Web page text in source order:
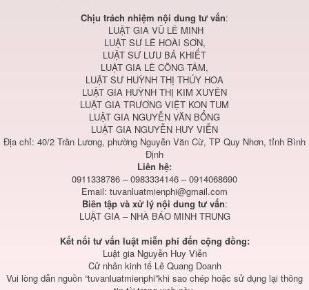
Chịu trách nhiệm nội dung tư vấn:
LUẬT GIA VŨ LÊ MINH
LUẬT SƯ LÊ HOÀI SƠN,
LUẬT SƯ LƯU BÁ KHIẾT
LUẬT GIA LÊ CÔNG TÂM,
LUẬT SƯ HUỲNH THỊ THÚY HOA
LUẬT GIA HUỲNH THỊ KIM XUYÊN
LUẬT GIA TRƯƠNG VIỆT KON TUM
LUẬT GIA NGUYỄN VĂN BỔNG
LUẬT GIA NGUYỄN HUY VIỄN
Địa chỉ: 40/2 Trần Lương, phường Nguyễn Văn Cừ, TP Quy Nhơn, tỉnh Bình
Định
Liên hệ:
0911338786 – 0983334146 – 0914068690
Email: tuvanluatmienphi@gmail.com
Biên tập và xử lý nội dung tư vấn:
LUẬT GIA – NHÀ BÁO MINH TRUNG
Kết nối tư vấn luật miễn phí đến cộng đồng:
Luật gia Nguyễn Huy Viễn
Cử nhân kinh tế Lê Quang Doanh
Vui lòng dẫn nguồn “tuvanluatmienphi”khi sao chép hoặc sử dụng lại thông